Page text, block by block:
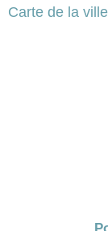
Carte de la ville